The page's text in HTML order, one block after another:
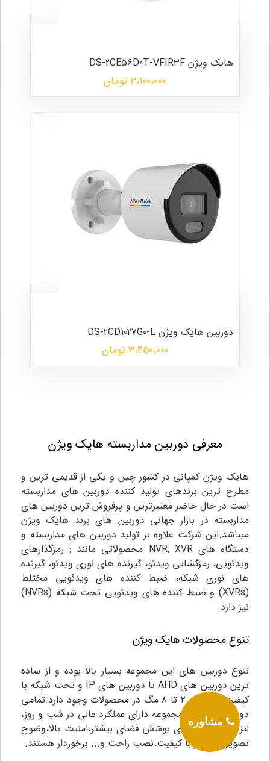
هایک ویژن DS-2CE56D0T-VFIR3F
3،100،000 تومان
دوربین هایک ویژن DS-2CD1027G0-L
3،450،000 تومان
معرفی دوربین مداربسته هایک ویژن
هایک ویژن کمپانی در کشور چین و یکی از قدیمی ترین و
مطرح ترین برندهای تولید کننده دوربین های مداربسته
است.در حال حاضر معتبرترین و پرفروش ترین دوربین های
مداربسته در بازار جهانی دوربین های برند هایک ویژن
میباشد.این شرکت علاوه بر تولید دوربین های مداربسته و
دستگاه های NVR, XVR محصولاتی مانند : رمزگذارهای
ویدئویی، رمزگشایی ویدئو، گیرنده های نوری ویدئو، گیرنده
های نوری شبکه، ضبط کننده های ویدئویی مختلط
(XVRs) و ضبط کننده های ویدئویی تحت شبکه (NVRs)
نیز دارد.
تنوع محصولات هایک ویژن
تنوع دوربین های این مجموعه بسیار بالا بوده و از ساده
ترین دوربین های AHD تا دوربین های IP و تحت شبکه با
کیفیت تصویری ۲ تا ۸ مگ در محصولات وجود دارد.تمامی
دوربین های این مجموعه دارای عملکرد عالی در شب و روز،
لنز های وسیع برای پوشش فضای بیشتر،امنیت بالا،وضوح
تصویری بسیار با کیفیت،نصب راحت و... برخوردار هستند.
مشاوره